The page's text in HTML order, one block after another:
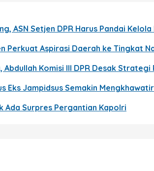
ASN Setjen DPR Harus Pandai Kelola
Perkuat Aspirasi Daerah ke Tingkat
Komisi III DPR Desak
Eks Jampidsus Semakin
Ada Surpres Pergantian Kapolri